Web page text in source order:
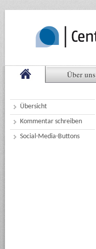
Über uns
Übersicht
Kommentar schreiben
Social-Media-Buttons